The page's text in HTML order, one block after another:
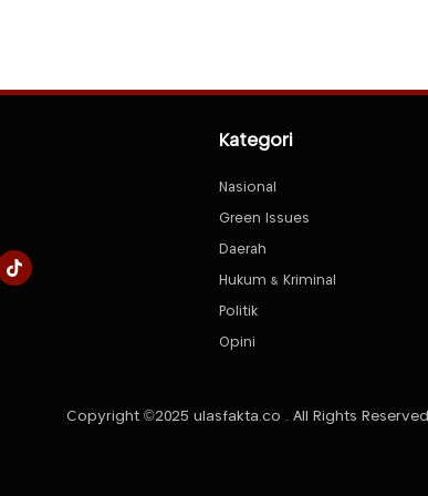
Kategori
Nasional
Green Issues
Daerah
Hukum & Kriminal
Politik
Opini
Copyright ©2025 ulasfakta.co . All Rights Reserved